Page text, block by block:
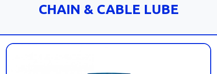
CHAIN & CABLE LUBE